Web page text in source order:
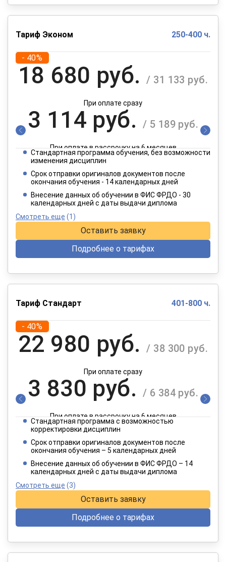
Тариф Эконом 250-400 ч.
- 40%
18 680 руб. / 31 133 руб.
При оплате сразу
3 114 руб. / 5 189 руб.
При оплате в рассрочку на 6 месяцев
1 557 руб.
При оплате в рассрочку на 12 месяцев
Стандартная программа обучения, без возможности
изменения дисциплин
Срок отправки оригиналов документов после
окончания обучения - 14 календарных дней
Внесение данных об обучении в ФИС ФРДО - 30
календарных дней с даты выдачи диплома
Смотреть еще (1)
Оставить заявку
Подробнее о тарифах
Тариф Стандарт 401-800 ч.
- 40%
22 980 руб. / 38 300 руб.
При оплате сразу
3 830 руб. / 6 384 руб.
При оплате в рассрочку на 6 месяцев
1 915 руб.
При оплате в рассрочку на 12 месяцев
Стандартная программа с возможностью
корректировки дисциплин
Срок отправки оригиналов документов после
окончания обучения – 5 календарных дней
Внесение данных об обучении в ФИС ФРДО – 14
календарных дней с даты выдачи диплома
Смотреть еще (3)
Оставить заявку
Подробнее о тарифах